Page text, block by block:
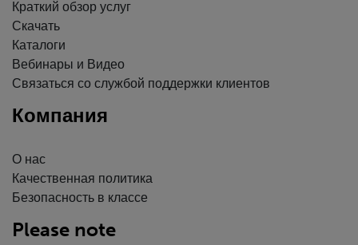
Краткий обзор услуг
Скачать
Каталоги
Вебинары и Видео
Связаться со службой поддержки клиентов
Компания
О нас
Качественная политика
Безопасность в классе
Please note